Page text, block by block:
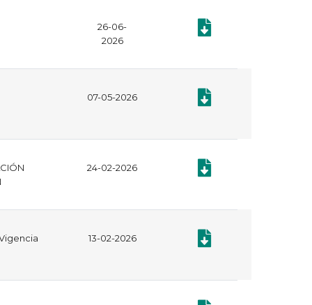
26-06-
2026
Documento: Plan Anual
07-05-2026 Documento: Plan Anual
24-02-2026 Documento:
13-02-2026 Documento: Informe de